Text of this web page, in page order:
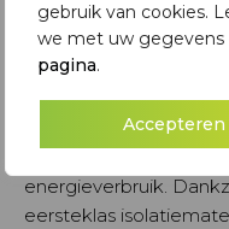
gebruik van cookies.
we met uw gegevens
pagina.
Accepteren
Glasisolatie
Bij Lubben Isolatie
uw
energieverbruik.
eersteklas